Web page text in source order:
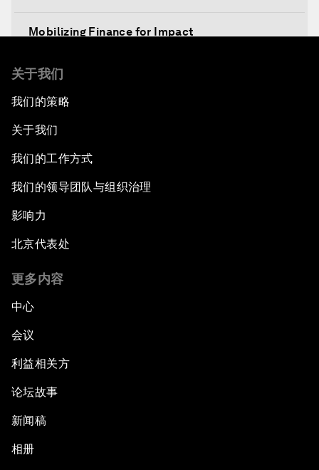
Mobilizing Finance for Impact
How Education Can Heal a Broken Generation
Sustainable Development in the Fourth
Industrial Revolution
How to Better Respond to Migration and
Refugees
关于我们
我们的策略
关于我们
我们的工作方式
我们的领导团队与组织治理
影响力
北京代表处
更多内容
中心
会议
利益相关方
论坛故事
新闻稿
相册